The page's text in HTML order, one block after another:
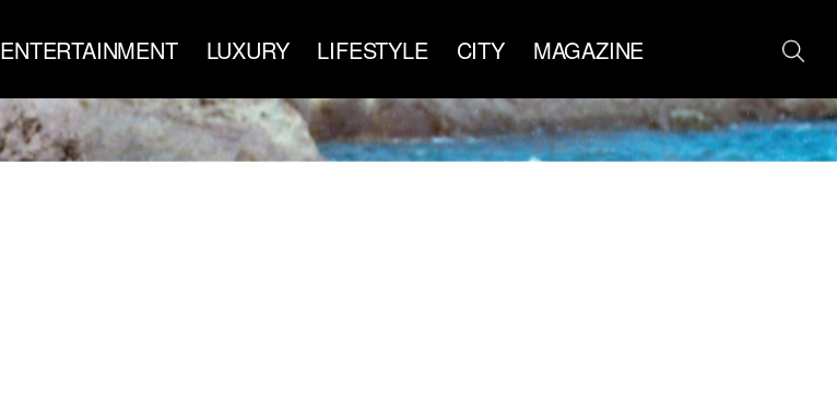
ENTERTAINMENT LUXURY LIFESTYLE CITY MAGAZINE